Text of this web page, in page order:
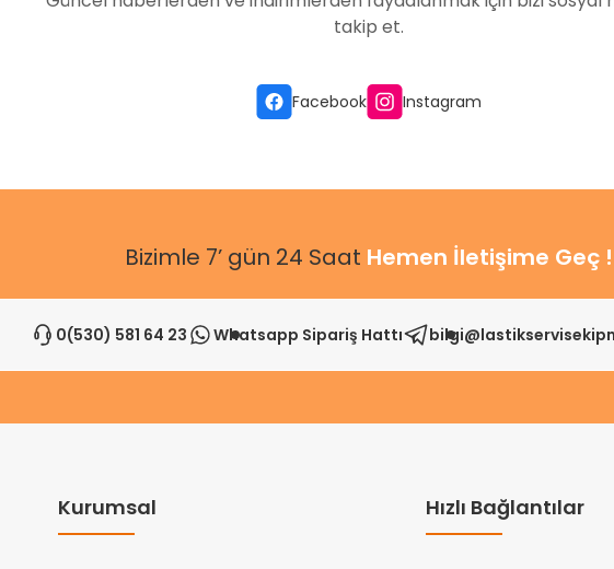
Gönder
takip et.
Facebook Instagram
Bizimle 7’ gün 24 Saat Hemen İletişime Geç !
0(530) 581 64 23 Whatsapp Sipariş Hattı
Kurumsal Hızlı Bağlantılar